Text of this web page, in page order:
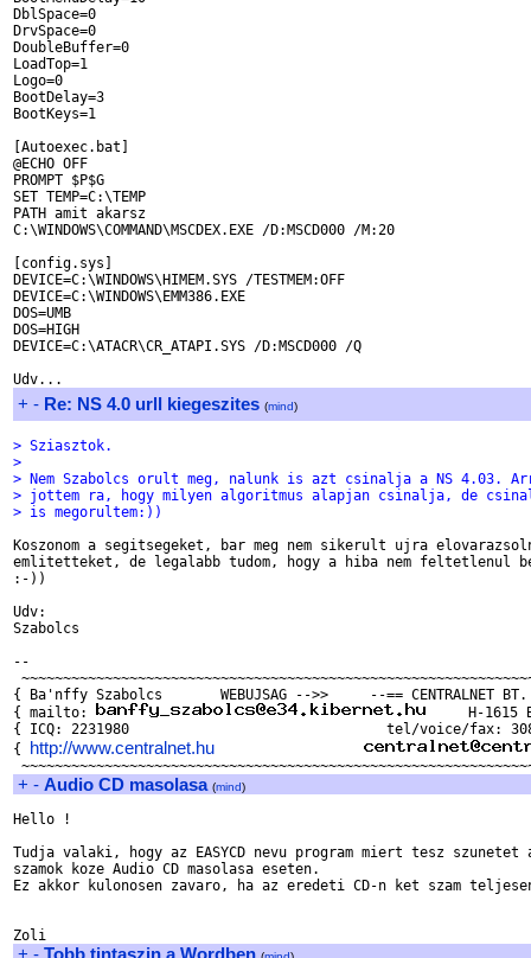
DblSpace=0
DrvSpace=0
DoubleBuffer=0
LoadTop=1
Logo=0
BootDelay=3
BootKeys=1
[Autoexec.bat]
@ECHO OFF
PROMPT $P$G
SET TEMP=C:\TEMP
PATH amit akarsz
C:\WINDOWS\COMMAND\MSCDEX.EXE /D:MSCD000 /M:20
[config.sys]
DEVICE=C:\WINDOWS\HIMEM.SYS /TESTMEM:OFF
DEVICE=C:\WINDOWS\EMM386.EXE
DOS=UMB
DOS=HIGH
DEVICE=C:\ATACR\CR_ATAPI.SYS /D:MSCD000 /Q
+ - Re: NS 4.0 urll kiegeszites (mind)
> Sziasztok.
>
> Nem Szabolcs orult meg, nalunk is azt csinalja a NS 4.03.
> jottem ra, hogy milyen algoritmus alapjan csinalja, de
> is megorultem:))
Koszonom a segitsegeket, bar meg nem sikerult ujra
emlitetteket, de legalabb tudom, hogy a hiba nem feltetlenul
:-))
Udv:
Szabolcs
--
{ Ba'nffy Szabolcs	 WEBUJSAG -->>     --== CENTRALNET BT. ==--   }
{ mailto:
H-1615
{ ICQ: 2231980	                             tel/voice/fax: 308-9539  }
{ http://www.centralnet.hu
+ - Audio CD masolasa (mind)
Hello !
Tudja valaki, hogy az EASYCD nevu program miert tesz szunetet
szamok koze Audio CD masolasa eseten.
Ez akkor kulonosen zavaro, ha az eredeti CD-n ket szam
+ - Tobb tintaszin a Wordben